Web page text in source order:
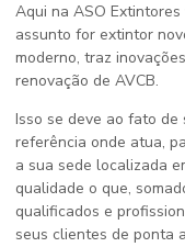
Aqui na ASO
assunto for extintor
moderno, traz
renovação de AVCB.
Isso se deve ao fato
referência onde atua,
a sua sede localizada
qualidade o que,
qualificados e
seus clientes de ponta